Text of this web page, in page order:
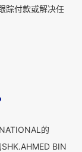
踪付款或解决任
的
BIN